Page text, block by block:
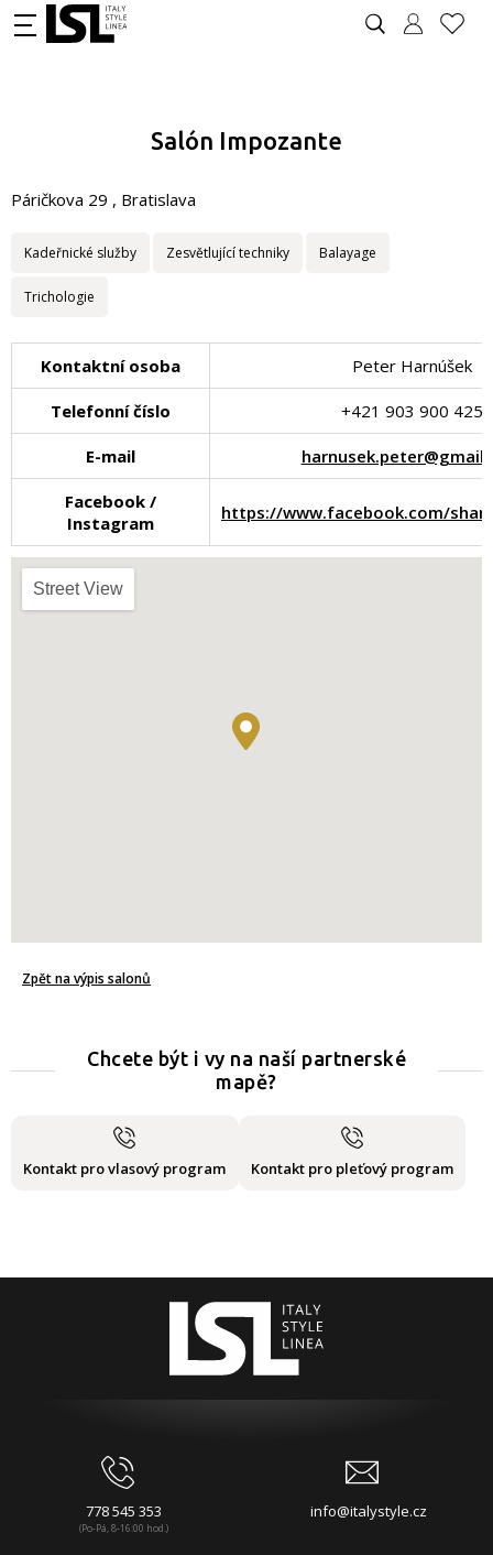
Salón Impozante
Páričkova 29 , Bratislava
Kadeřnické služby Zesvětlující techniky Balayage
Trichologie
Kontaktní osoba Peter Harnúšek
Telefonní číslo +421 903 900 425
E-mail
Facebook /
Instagram
https://www.facebook.com/
Street View
Zpět na výpis salonů
Chcete být i vy na naší partnerské
mapě?
Kontakt pro vlasový program Kontakt pro pleťový program
778 545 353
(Po-Pá, 8-16:00 hod.)
info@italystyle.cz